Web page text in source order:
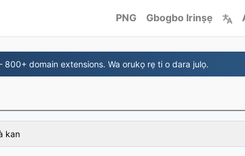
PNG Gbogbo Irinṣẹ
domain extensions. Wa orukọ rẹ ti o dara julọ.
kan